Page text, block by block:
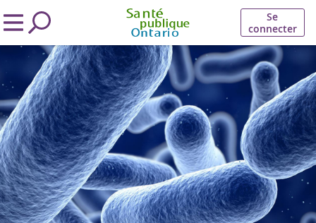
Se
connecter